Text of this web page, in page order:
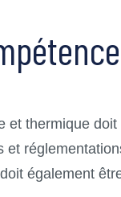
et thermique
et
également